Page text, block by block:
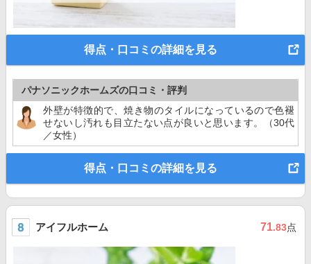
得点・口コミの詳細を見る
パナソニックホームズの口コミ・評判
外壁が特徴的で、焼き物のタイルになっているので色褪
せないし汚れも目立たない点が良いと思います。（30代
／女性）
得点・口コミの詳細を見る
アイフルホーム 71.83点